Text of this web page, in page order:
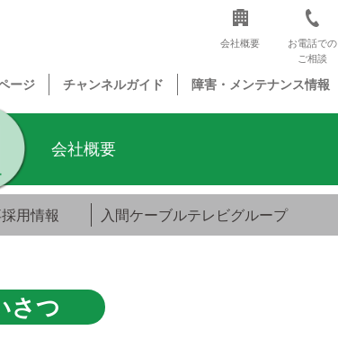
会社概要
お電話での
ご相談
ージ チャンネルガイド 障害・メンテナンス情報
会社概要
用情報 入間ケーブルテレビグループ
さつ